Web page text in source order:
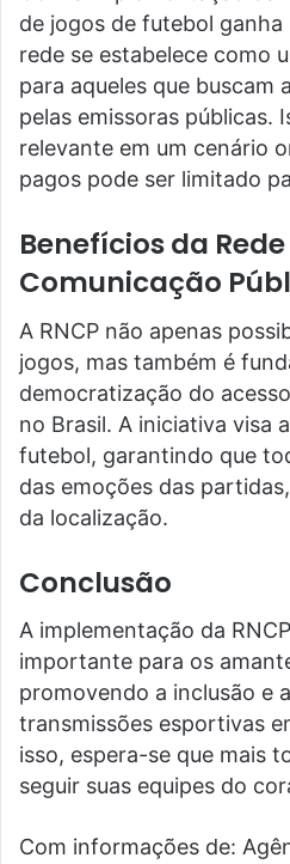
de jogos de futebol
rede se estabelece como
para aqueles que buscam
pelas emissoras públicas.
relevante em um cenário
pagos pode ser limitado
Benefícios da
Comunicação
A RNCP não apenas
jogos, mas também é
democratização do
no Brasil. A iniciativa visa
futebol, garantindo que
das emoções das
da localização.
Conclusão
A implementação da
importante para os
promovendo a inclusão e
transmissões esportivas
isso, espera-se que mais
seguir suas equipes do
Com informações de: